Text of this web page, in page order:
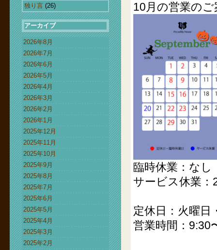
独り言 (26)
アーカイブ
2026年8月
2026年7月
2026年6月
2026年5月
2026年4月
2026年3月
2026年2月
2026年1月
2025年12月
2025年11月
2025年10月
2025年9月
2025年8月
2025年7月
2025年6月
2025年5月
2025年4月
2025年3月
2025年2月
10月の営業の
臨時休業：なし
サービス休業
定休日：火曜日
営業時間：9:30